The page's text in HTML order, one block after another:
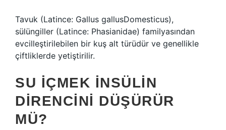
Tavuk (Latince: Gallus gallusDomesticus),
sülüngiller (Latince: Phasianidae) familyasından
evcilleştirilebilen bir kuş alt türüdür ve genellikle
çiftliklerde yetiştirilir.
SU IÇMEK INSÜLIN
DIRENCINI DÜŞÜRÜR
MÜ?